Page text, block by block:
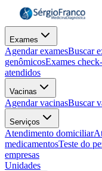
Exames
Agendar examesBuscar
genômicosExames
atendidos
Vacinas
Agendar vacinasBuscar
Serviços
Atendimento domiciliar
medicamentosTeste do
empresas
Unidades